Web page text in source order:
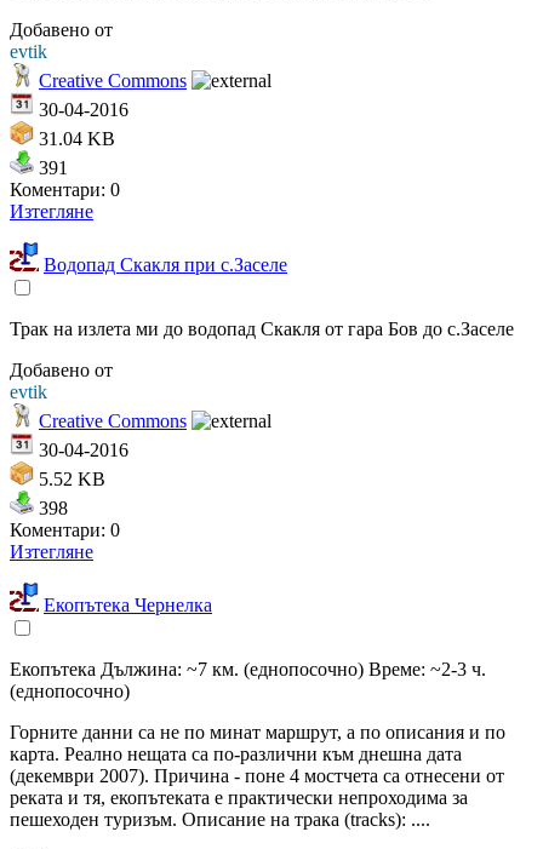
Добавено от
evtik
Creative Commons
30-04-2016
31.04 KB
391
Коментари: 0
Изтегляне
Водопад Скакля при с.Заселе
Трак на излета ми до водопад Скакля от гара Бов до с.Заселе
Добавено от
evtik
Creative Commons
30-04-2016
5.52 KB
398
Коментари: 0
Изтегляне
Екопътека Чернелка
Eкопътека Дължина: ~7 км. (еднопосочно) Време: ~2-3 ч.
(еднопосочно)
Горните данни са не по минат маршрут, а по описания и по
карта. Реално нещата са по-различни към днешна дата
(декември 2007). Причина - поне 4 мостчета са отнесени от
реката и тя, екопътеката е практически непроходима за
пешеходен туризъм. Описание на трака (tracks): ....